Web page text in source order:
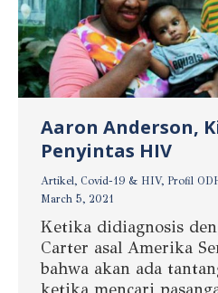
Aaron Anderson,
Penyintas HIV
Artikel, Covid-19 & HIV, Profil
March 5, 2021
Ketika didiagnosis
Carter asal Amerika
bahwa akan ada
ketika mencari